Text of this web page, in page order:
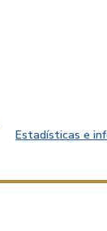
Estadísticas e